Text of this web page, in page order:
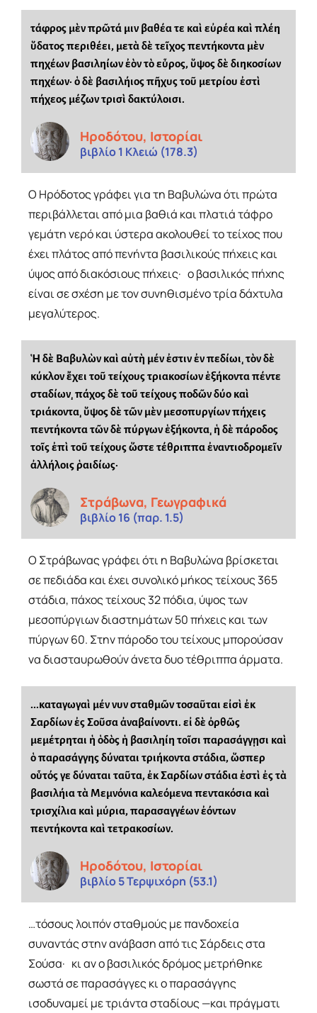
τάφρος μὲν πρῶτά μιν βαθέα τε καὶ εὐρέα καὶ πλέη
ὕδατος περιθέει, μετὰ δὲ τεῖχος πεντήκοντα μὲν
πηχέων βασιληίων ἐὸν τὸ εὖρος, ὕψος δὲ διηκοσίων
πηχέων· ὁ δὲ βασιλήιος πῆχυς τοῦ μετρίου ἐστὶ
πήχεος μέζων τρισὶ δακτύλοισι.
Ηροδότου, Ιστορίαι
βιβλίο 1 Κλειώ (178.3)
Ο Ηρόδοτος γράφει για τη Βαβυλώνα ότι πρώτα
περιβάλλεται από μια βαθιά και πλατιά τάφρο
γεμάτη νερό και ύστερα ακολουθεί το τείχος που
έχει πλάτος από πενήντα βασιλικούς πήχεις και
ύψος από διακόσιους πήχεις· ο βασιλικός πήχης
είναι σε σχέση με τον συνηθισμένο τρία δάχτυλα
μεγαλύτερος.
Ἡ δὲ Βαβυλὼν καὶ αὐτὴ μέν ἐστιν ἐν πεδίωι͵ τὸν δὲ
κύκλον ἔχει τοῦ τείχους τριακοσίων ἑξήκοντα πέντε
σταδίων͵ πάχος δὲ τοῦ τείχους ποδῶν δύο καὶ
τριάκοντα͵ ὕψος δὲ τῶν μὲν μεσοπυργίων πήχεις
πεντήκοντα τῶν δὲ πύργων ἑξήκοντα͵ ἡ δὲ πάροδος
τοῖς ἐπὶ τοῦ τείχους ὥστε τέθριππα ἐναντιοδρομεῖν
ἀλλήλοις ῥαιδίως·
Στράβωνα, Γεωγραφικά
βιβλίο 16 (παρ. 1.5)
Ο Στράβωνας γράφει ότι η Βαβυλώνα βρίσκεται
σε πεδιάδα και έχει συνολικό μήκος τείχους 365
στάδια, πάχος τείχους 32 πόδια, ύψος των
μεσοπύργιων διαστημάτων 50 πήχεις και των
πύργων 60. Στην πάροδο του τείχους μπορούσαν
να διασταυρωθούν άνετα δυο τέθριππα άρματα.
...καταγωγαὶ μέν νυν σταθμῶν τοσαῦται εἰσὶ ἐκ
Σαρδίων ἐς Σοῦσα ἀναβαίνοντι. εἰ δὲ ὀρθῶς
μεμέτρηται ἡ ὁδὸς ἡ βασιληίη τοῖσι παρασάγγῃσι καὶ
ὁ παρασάγγης δύναται τριήκοντα στάδια, ὥσπερ
οὗτός γε δύναται ταῦτα, ἐκ Σαρδίων στάδια ἐστὶ ἐς τὰ
βασιλήια τὰ Μεμνόνια καλεόμενα πεντακόσια καὶ
τρισχίλια καὶ μύρια, παρασαγγέων ἐόντων
πεντήκοντα καὶ τετρακοσίων.
Ηροδότου, Ιστορίαι
βιβλίο 5 Τερψιχόρη (53.1)
…τόσους λοιπόν σταθμούς με πανδοχεία
συναντάς στην ανάβαση από τις Σάρδεις στα
Σούσα· κι αν ο βασιλικός δρόμος μετρήθηκε
σωστά σε παρασάγγες κι ο παρασάγγης
ισοδυναμεί με τριάντα σταδίους —και πράγματι